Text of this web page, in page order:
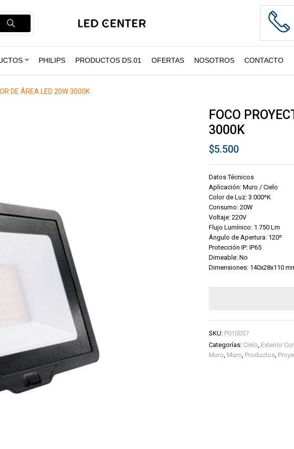
PHILIPS PRODUCTOS DS.01 OFERTAS NOSOTROS CONTACTO
DE ÁREA LED 20W 3000K
FOCO
3000K
$5.500
Datos Técnicos
Aplicación: Muro / Cielo
Color de Luz: 3.000ºK
Consumo: 20W
Voltaje: 220V
Flujo Lumínico: 1.750 Lm
Ángulo de Apertura: 120º
Protección IP: IP65
Dimeable: No
Dimensiones: 140x28x110
SKU: P010057
Categorías: Cielo, Exterior
Muro, Muro, Productos,